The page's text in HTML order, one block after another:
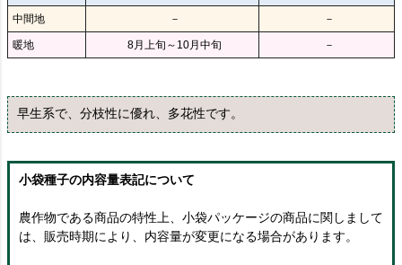
中間地 － －
暖地 8月上旬～10月中旬 －
早生系で、分枝性に優れ、多花性です。
小袋種子の内容量表記について
農作物である商品の特性上、小袋パッケージの商品に関しまして
は、販売時期により、内容量が変更になる場合があります。